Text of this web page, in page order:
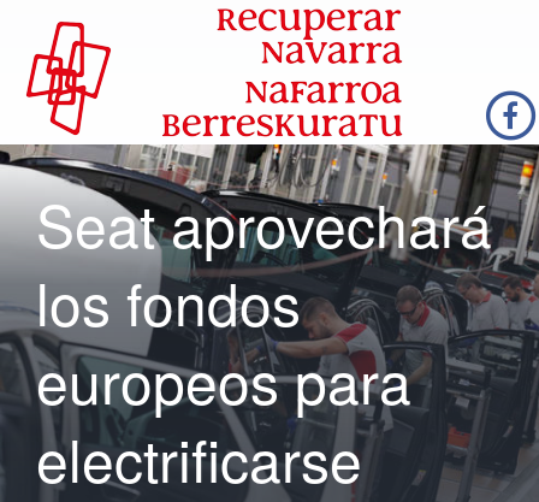
Seat aprovechará
los fondos
europeos para
electrificarse